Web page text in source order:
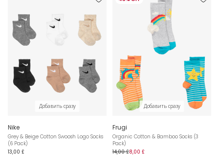
Добавить сразу
Nike
Grey & Beige Cotton Swoosh Logo Socks
(6 Pack)
13,00 £
Добавить сразу
Frugi
Organic Cotton & Bamboo Socks (3
Pack)
14,00 £8,00 £